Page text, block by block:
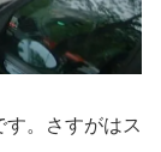
。さすがはス